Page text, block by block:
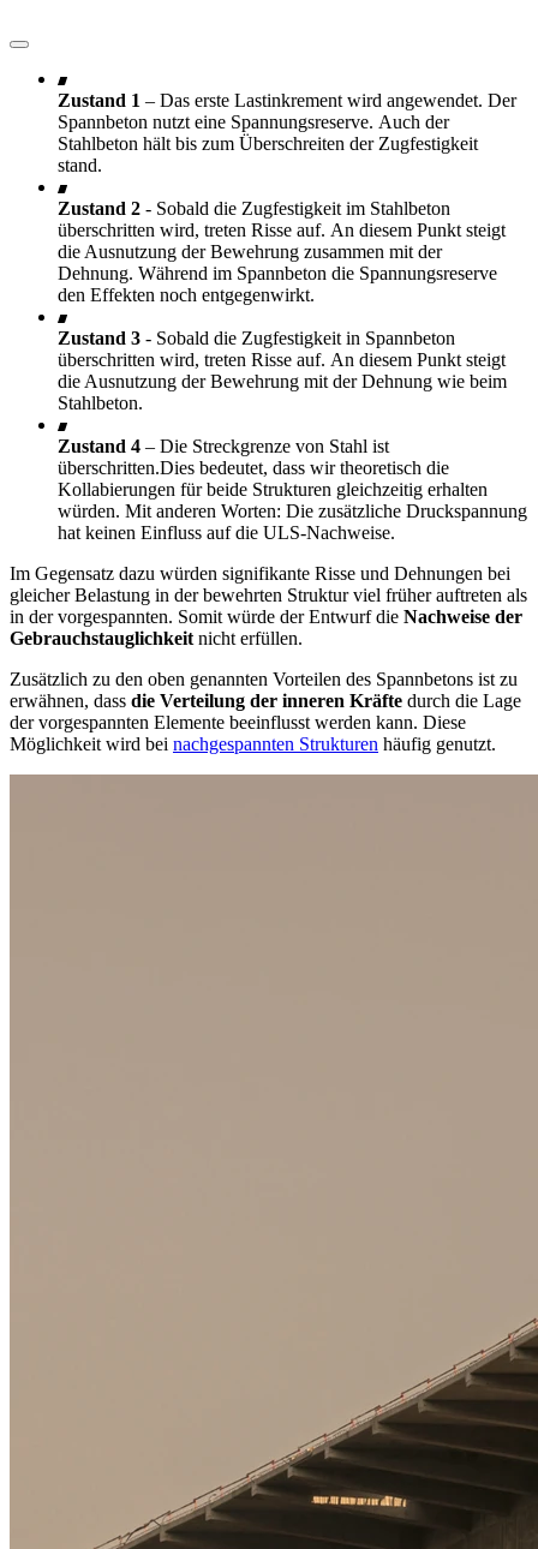
Zustand 1 – Das erste Lastinkrement wird angewendet. Der
Spannbeton nutzt eine Spannungsreserve. Auch der
Stahlbeton hält bis zum Überschreiten der Zugfestigkeit
stand.
Zustand 2 - Sobald die Zugfestigkeit im Stahlbeton
überschritten wird, treten Risse auf. An diesem Punkt steigt
die Ausnutzung der Bewehrung zusammen mit der
Dehnung. Während im Spannbeton die Spannungsreserve
den Effekten noch entgegenwirkt.
Zustand 3 - Sobald die Zugfestigkeit in Spannbeton
überschritten wird, treten Risse auf. An diesem Punkt steigt
die Ausnutzung der Bewehrung mit der Dehnung wie beim
Stahlbeton.
Zustand 4 – Die Streckgrenze von Stahl ist
überschritten.Dies bedeutet, dass wir theoretisch die
Kollabierungen für beide Strukturen gleichzeitig erhalten
würden. Mit anderen Worten: Die zusätzliche Druckspannung
hat keinen Einfluss auf die ULS-Nachweise.
Im Gegensatz dazu würden signifikante Risse und Dehnungen bei
gleicher Belastung in der bewehrten Struktur viel früher auftreten als
in der vorgespannten. Somit würde der Entwurf die Nachweise der
Gebrauchstauglichkeit nicht erfüllen.
Zusätzlich zu den oben genannten Vorteilen des Spannbetons ist zu
erwähnen, dass die Verteilung der inneren Kräfte durch die Lage
der vorgespannten Elemente beeinflusst werden kann. Diese
Möglichkeit wird bei nachgespannten Strukturen häufig genutzt.